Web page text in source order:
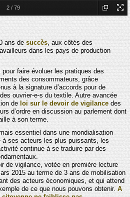
2/ 79
ans de succès , aux côtés des
dans les pays de production
faire évoluer les pratiques des
des consommateurs, grâce
à la signature d’accords pour de
ouvrier-e-s du textile. Autre avancée
de loi sur le devoir de vigilance des
d’ordre en discussion au parlement dont
à son terme.
essentiel dans une mondialisation
à ses acteurs les plus puissants, les
continue à se traduire par des
de vigilance, votée en première lecture
2015 au terme de 3 ans de mobilisation
des acteurs économiques, et qui attend
de ce que nous pouvons obtenir. A